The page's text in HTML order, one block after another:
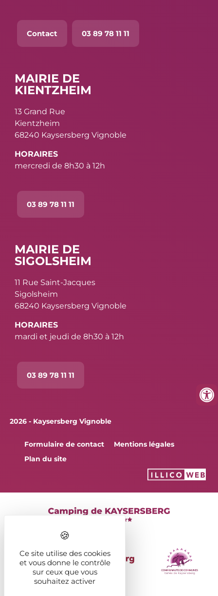
Contact 03 89 78 11 11
MAIRIE DE
KIENTZHEIM
13 Grand Rue
Kientzheim
68240 Kaysersberg Vignoble
HORAIRES
mercredi de 8h30 à 12h
03 89 78 11 11
MAIRIE DE
SIGOLSHEIM
11 Rue Saint-Jacques
Sigolsheim
68240 Kaysersberg Vignoble
HORAIRES
mardi et jeudi de 8h30 à 12h
03 89 78 11 11
2026 - Kaysersberg Vignoble
Formulaire de contact
Mentions légales
Plan du site
Ce site utilise des cookies
et vous donne le contrôle
sur ceux que vous
souhaitez activer